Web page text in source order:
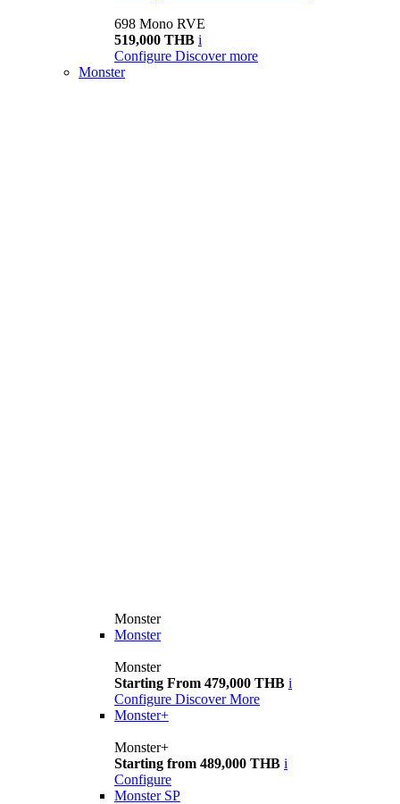
698 Mono RVE
519,000 THB i
Configure Discover more
Monster
Monster
Monster
Monster
Starting From 479,000 THB i
Configure Discover More
Monster+
Monster+
Starting from 489,000 THB i
Configure
Monster SP